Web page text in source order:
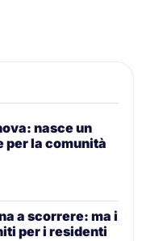
nasce un
per la comunità
a scorrere: ma i
per i residenti